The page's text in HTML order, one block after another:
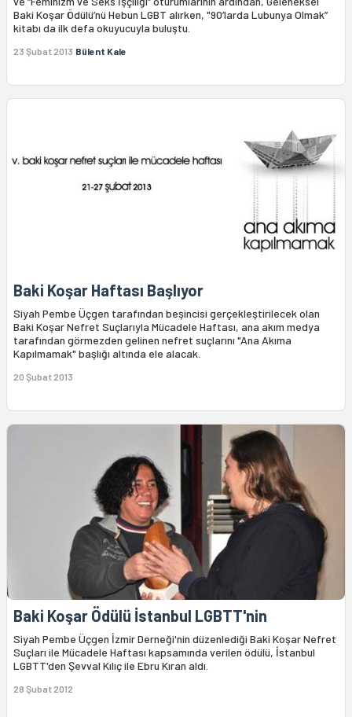
Baki Koşar Ödülü’nü Hebun LGBT alırken, "90’larda Lubunya Olmak”
kitabı da ilk defa okuyucuyla buluştu.
23 Şubat 2013 Bülent Kale
Baki Koşar Haftası Başlıyor
Siyah Pembe Üçgen tarafından beşincisi gerçekleştirilecek olan
Baki Koşar Nefret Suçlarıyla Mücadele Haftası, ana akım medya
tarafından görmezden gelinen nefret suçlarını "Ana Akıma
Kapılmamak" başlığı altında ele alacak.
20 Şubat 2013
Baki Koşar Ödülü İstanbul LGBTT'nin
Siyah Pembe Üçgen İzmir Derneği'nin düzenlediği Baki Koşar Nefret
Suçları ile Mücadele Haftası kapsamında verilen ödülü, İstanbul
LGBTT'den Şevval Kılıç ile Ebru Kıran aldı.
28 Şubat 2012